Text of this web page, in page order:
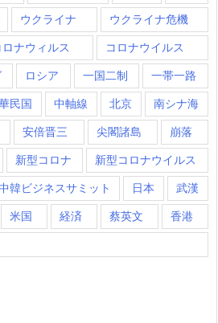
ウクライナ ウクライナ危機
ロナウィルス コロナウイルス
ロシア 一国二制 一帯一路
民国 中軸線 北京 南シナ海
安倍晋三 尖閣諸島 崩落
新型コロナ 新型コロナウイルス
韓ビジネスサミット 日本 武漢
米国 経済 蔡英文 香港